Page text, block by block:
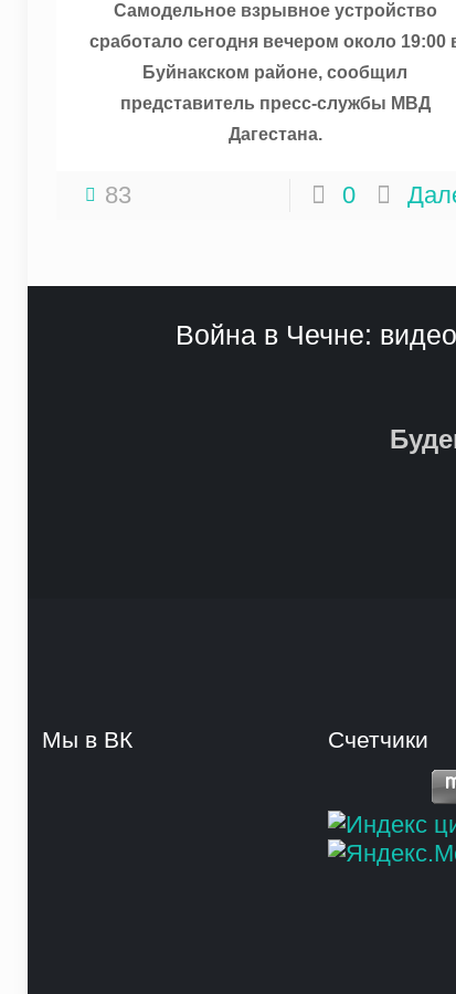
Самодельное взрывное устройство
сработало сегодня вечером около 19:00
Буйнакском районе, сообщил
представитель пресс-службы МВД
Дагестана.
83 0
Война в Чечне:
Мы в ВК Счетчики